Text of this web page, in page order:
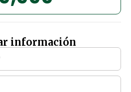
información